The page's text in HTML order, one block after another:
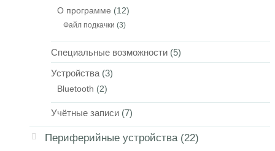
О программе (12)
Файл подкачки (3)
Специальные возможности (5)
Устройства (3)
Bluetooth (2)
Учётные записи (7)
Периферийные устройства (22)